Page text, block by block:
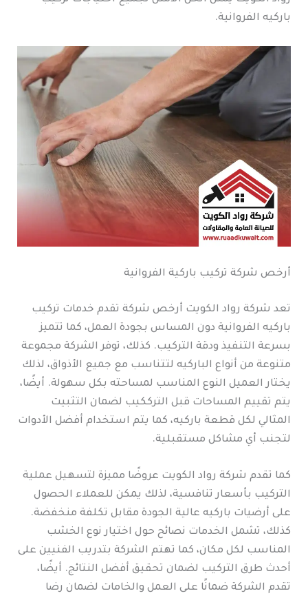
باركيه الفروانية.
أرخص شركة تركيب باركية الفروانية
تعد شركة رواد الكويت أرخص شركة تقدم خدمات تركيب
باركيه الفروانية دون المساس بجودة العمل، كما تتميز
بسرعة التنفيذ ودقة التركيب. كذلك، توفر الشركة مجموعة
متنوعة من أنواع الباركيه لتتناسب مع جميع الأذواق، لذلك
يختار العميل النوع المناسب لمساحته بكل سهولة. أيضًا،
يتم تقييم المساحات قبل الترككيب لضمان التثبيت
المثالي لكل قطعة باركيه، كما يتم استخدام أفضل الأدوات
لتجنب أي مشاكل مستقبلية.
كما تقدم شركة رواد الكويت عروضًا مميزة لتسهيل عملية
التركيب بأسعار تنافسية، لذلك يمكن للعملاء الحصول
على أرضيات باركيه عالية الجودة مقابل تكلفة منخفضة.
كذلك، تشمل الخدمات نصائح حول اختيار نوع الخشب
المناسب لكل مكان، كما تهتم الشركة بتدريب الفنيين على
أحدث طرق التركيب لضمان تحقيق أفضل النتائج. أيضًا،
تقدم الشركة ضمانًا على العمل والخامات لضمان رضا